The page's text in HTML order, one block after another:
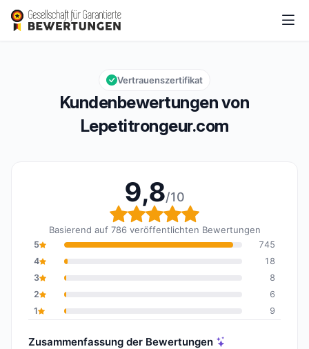
Lepetitrongeur.com
Gesamtbewertung: 9,8 von 10
9,8/10
Kundenbewertungen von
Lepetitrongeur.com
Vertrauenszertifikat
9,8/10
Gesamtbewertung: 9,8
Basierend auf 786 veröffentlichten Bewertungen
5
745
4
18
3
8
2
6
1
9
Zusammenfassung der Bewertungen